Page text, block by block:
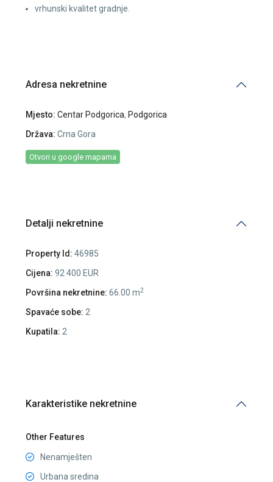
vrhunski kvalitet gradnje.
Adresa nekretnine
Mjesto: Centar Podgorica, Podgorica
Država: Crna Gora
Otvori u google mapama
Detalji nekretnine
Property Id: 46985
Cijena: 92 400 EUR
Površina nekretnine: 66.00 m2
Spavaće sobe: 2
Kupatila: 2
Karakteristike nekretnine
Other Features
Nenamješten
Urbana sredina